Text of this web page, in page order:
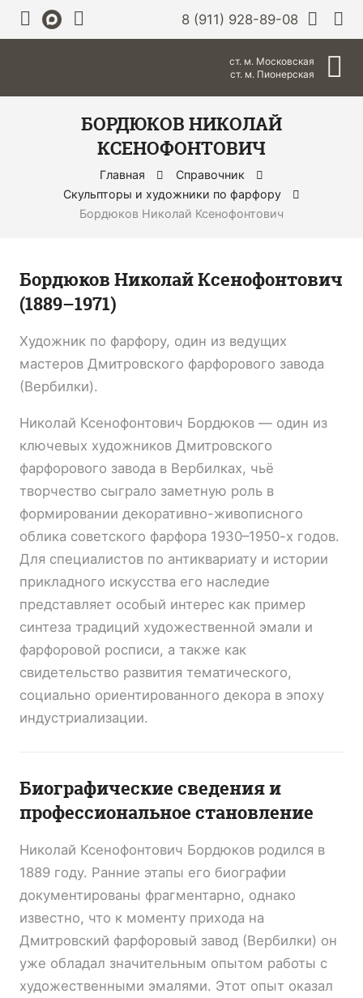
8 (911) 928-89-08
ст. м. Московская
ст. м. Пионерская
БОРДЮКОВ НИКОЛАЙ
КСЕНОФОНТОВИЧ
Главная
Справочник
Скульпторы и художники по фарфору
Бордюков Николай Ксенофонтович
Бордюков Николай Ксенофонтович
(1889–1971)
Художник по фарфору, один из ведущих
мастеров Дмитровского фарфорового завода
(Вербилки).
Николай Ксенофонтович Бордюков — один из
ключевых художников Дмитровского
фарфорового завода в Вербилках, чьё
творчество сыграло заметную роль в
формировании декоративно-живописного
облика советского фарфора 1930–1950-х годов.
Для специалистов по антиквариату и истории
прикладного искусства его наследие
представляет особый интерес как пример
синтеза традиций художественной эмали и
фарфоровой росписи, а также как
свидетельство развития тематического,
социально ориентированного декора в эпоху
индустриализации.
Биографические сведения и
профессиональное становление
Николай Ксенофонтович Бордюков родился в
1889 году. Ранние этапы его биографии
документированы фрагментарно, однако
известно, что к моменту прихода на
Дмитровский фарфоровый завод (Вербилки) он
уже обладал значительным опытом работы с
художественными эмалями. Этот опыт оказал